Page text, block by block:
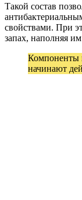
Такой состав
свойствами. При
запах, наполняя
Компоненты
начинают